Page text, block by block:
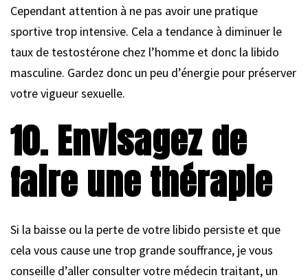
Cependant attention à ne pas avoir une pratique
sportive trop intensive. Cela a tendance à diminuer le
taux de testostérone chez l’homme et donc la libido
masculine. Gardez donc un peu d’énergie pour préserver
votre vigueur sexuelle.
10. Envisagez de
faire une thérapie
Si la baisse ou la perte de votre libido persiste et que
cela vous cause une trop grande souffrance, je vous
conseille d’aller consulter votre médecin traitant, un